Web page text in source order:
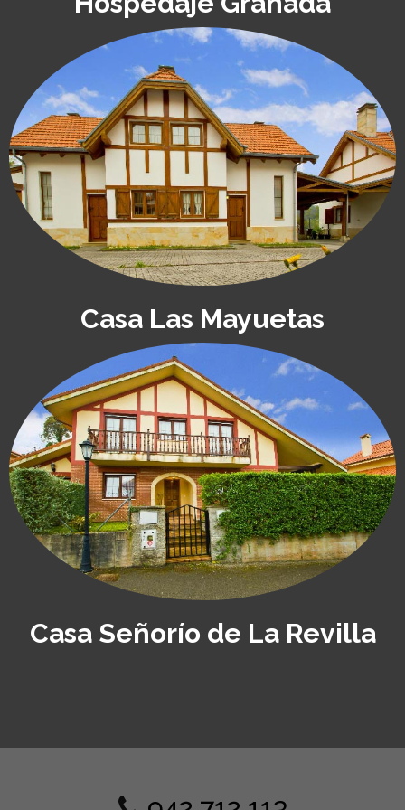
Casa Las Mayuetas
Casa Señorío de La Revilla